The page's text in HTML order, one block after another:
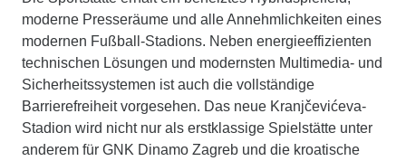
moderne Presseräume und alle Annehmlichkeiten eines
modernen Fußball-Stadions. Neben energieeffizienten
technischen Lösungen und modernsten Multimedia- und
Sicherheitssystemen ist auch die vollständige
Barrierefreiheit vorgesehen. Das neue Kranjčevićeva-
Stadion wird nicht nur als erstklassige Spielstätte unter
anderem für GNK Dinamo Zagreb und die kroatische